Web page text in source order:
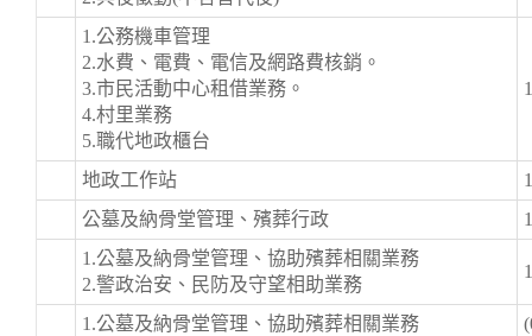
1.公務機車管理
2.水費、電費、電信及網路費核銷。
3.市民活動中心租借業務。
4.村里業務
5.職代地政櫃台
地政工作站
公墓及納骨堂管理、殯葬行政
1.公墓及納骨堂管理、協助殯葬相關業務
2.警政治安、民防及守望相助業務
1.公墓及納骨堂管理、協助殯葬相關業務